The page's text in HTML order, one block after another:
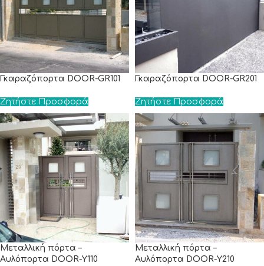
Γκαραζόπορτα DOOR-GR101
Ζητήστε Προσφορά
Γκαραζόπορτα DOOR-GR201
Ζητήστε Προσφορά
Μεταλλική πόρτα –
Αυλόπορτα DOOR-Y110
Μεταλλική πόρτα –
Αυλόπορτα DOOR-Y210